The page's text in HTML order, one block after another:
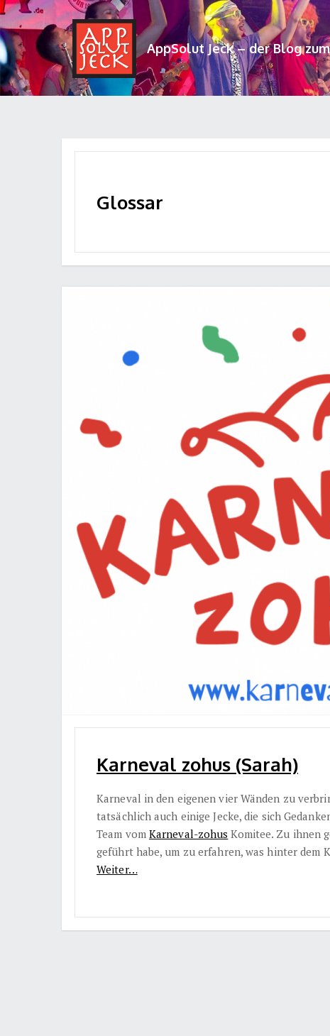
AppSolut Jeck – der Blog
Glossar
Karneval zohus (Sarah)
Karneval in den eigenen vier Wänden zu
tatsächlich auch einige Jecke, die sich
Team vom Karneval-zohus Komitee. Zu ihnen
geführt habe, um zu erfahren, was hinter dem
Weiter…